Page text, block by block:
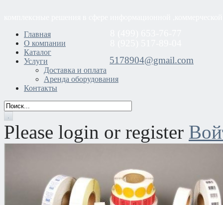
5178904@gmail.com
Главная
О компании
Каталог
Услуги
Доставка и оплата
Аренда оборудования
Контакты
Please login or register